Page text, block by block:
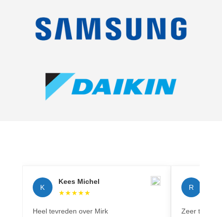
K
Kees Michel
★★★★★
Heel tevreden over Mirk
R
Zeer